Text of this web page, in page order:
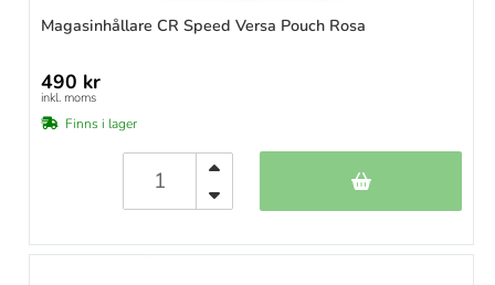
Magasinhållare CR Speed Versa Pouch Rosa
490 kr
inkl. moms
Finns i lager